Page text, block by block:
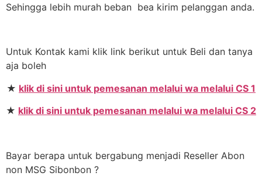
Sehingga lebih murah beban bea kirim pelanggan anda.
Untuk Kontak kami klik link berikut untuk Beli dan tanya
aja boleh
★ klik di sini untuk pemesanan melalui wa melalui CS 1
★ klik di sini untuk pemesanan melalui wa melalui CS 2
Bayar berapa untuk bergabung menjadi Reseller Abon
non MSG Sibonbon ?